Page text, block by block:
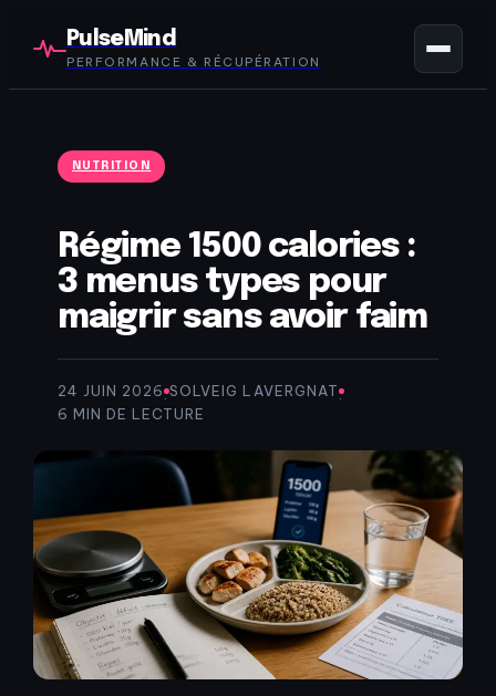
PulseMind
PERFORMANCE & RÉCUPÉRATION
NUTRITION
Régime 1500 calories :
3 menus types pour
maigrir sans avoir faim
24 JUIN 2026·SOLVEIG LAVERGNAT·
6 MIN DE LECTURE